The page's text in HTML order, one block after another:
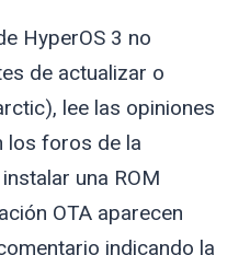
HyperOS 3 no
de actualizar o
), lee las opiniones
los foros de la
una ROM
OTA aparecen
indicando la